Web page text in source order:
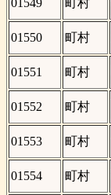
01549 町村
01550
町村
01551
町村
01552
町村
01553
町村
01554
町村